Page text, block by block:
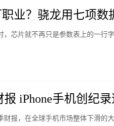
业？骁龙用七项数
芯片就不再只是参数表上的一行字
iPhone手机创纪
财报，在全球手机市场整体下滑的